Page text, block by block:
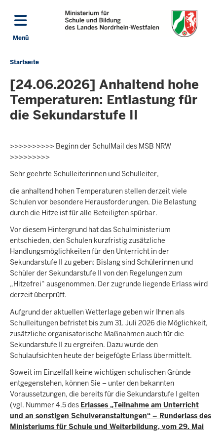
Direkt zum Inhalt
Menü
Sie
sich
hier
Startseite
[24.06.2026] Anhaltend hohe
Temperaturen: Entlastung für
die Sekundarstufe II
>>>>>>>>>> Beginn der SchulMail des MSB NRW
>>>>>>>>>
Sehr geehrte Schulleiterinnen und Schulleiter,
die anhaltend hohen Temperaturen stellen derzeit viele
Schulen vor besondere Herausforderungen. Die Belastung
durch die Hitze ist für alle Beteiligten spürbar.
Vor diesem Hintergrund hat das Schulministerium
entschieden, den Schulen kurzfristig zusätzliche
Handlungsmöglichkeiten für den Unterricht in der
Sekundarstufe II zu geben: Bislang sind Schülerinnen und
Schüler der Sekundarstufe II von den Regelungen zum
„Hitzefrei“ ausgenommen. Der zugrunde liegende Erlass wird
derzeit überprüft.
Aufgrund der aktuellen Wetterlage geben wir Ihnen als
Schulleitungen befristet bis zum 31. Juli 2026 die Möglichkeit,
zusätzliche organisatorische Maßnahmen auch für die
Sekundarstufe II zu ergreifen. Dazu wurde den
Schulaufsichten heute der beigefügte Erlass übermittelt.
Soweit im Einzelfall keine wichtigen schulischen Gründe
entgegenstehen, können Sie – unter den bekannten
Voraussetzungen, die bereits für die Sekundarstufe I gelten
(vgl. Nummer 4.5 des Erlasses „Teilnahme am Unterricht
und an sonstigen Schulveranstaltungen“ – Runderlass des
Ministeriums für Schule und Weiterbildung, vom 29. Mai